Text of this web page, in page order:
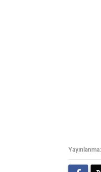
Yayınlanma: